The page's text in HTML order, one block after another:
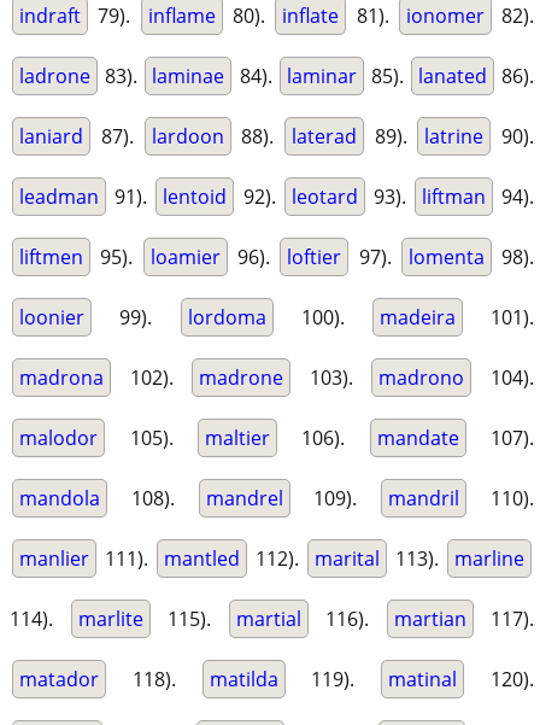
indraft 79). inflame 80). inflate 81). ionomer 82).
ladrone 83). laminae 84). laminar 85). lanated 86).
laniard 87). lardoon 88). laterad 89). latrine 90).
leadman 91). lentoid 92). leotard 93). liftman 94).
liftmen 95). loamier 96). loftier 97). lomenta 98).
loonier 99). lordoma 100). madeira 101).
madrona 102). madrone 103). madrono 104).
malodor 105). maltier 106). mandate 107).
mandola 108). mandrel 109). mandril 110).
manlier 111). mantled 112). marital 113). marline
114). marlite 115). martial 116). martian 117).
matador 118). matilda 119). matinal 120).